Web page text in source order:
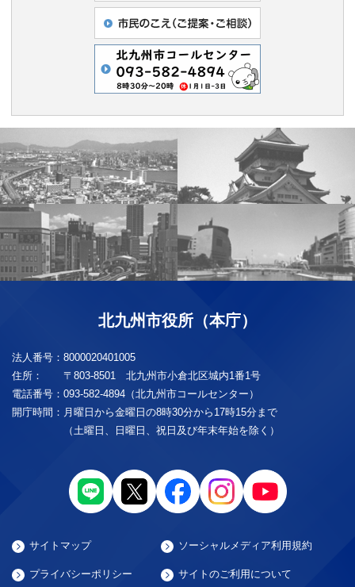
北九州市役所（本庁）
法人番号： 8000020401005
住所：
〒803-8501 北九州市小倉北区城内1番1号
電話番号： 093-582-4894（北九州市コールセンター）
開庁時間： 月曜日から金曜日の8時30分から17時15分まで
（土曜日、日曜日、祝日及び年末年始を除く）
サイトマップ ソーシャルメディア利用規約
プライバシーポリシー サイトのご利用について